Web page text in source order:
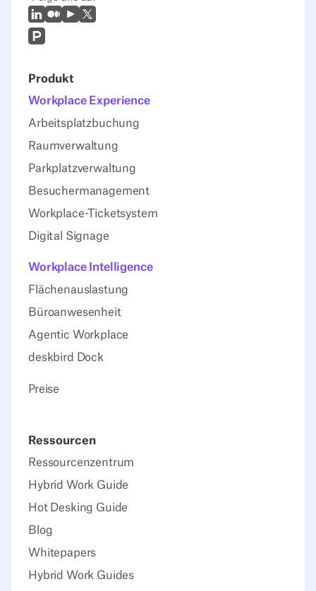
LinkedIn
MittelYoutubeX (Twitter)
Prodcut Hunt
Produkt
Workplace Experience
Arbeitsplatzbuchung
Raumverwaltung
Parkplatzverwaltung
Besuchermanagement
Workplace-Ticketsystem
Digital Signage
Workplace Intelligence
Flächenauslastung
Büroanwesenheit
Agentic Workplace
deskbird Dock
Preise
Ressourcen
Ressourcenzentrum
Hybrid Work Guide
Hot Desking Guide
Blog
Whitepapers
Hybrid Work Guides